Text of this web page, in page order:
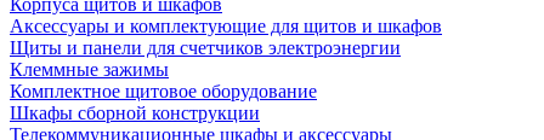
Корпуса щитов и шкафов
Аксессуары и комплектующие для щитов и шкафов
Щиты и панели для счетчиков электроэнергии
Клеммные зажимы
Комплектное щитовое оборудование
Шкафы сборной конструкции
Телекоммуникационные шкафы и аксессуары